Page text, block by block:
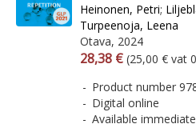
Heinonen, Petri;
Turpeenoja, Leena
Otava, 2024
Arvonlisäverollinen
28,38 € Excl. vat
(25,00 € vat
Product number
Digital online
Available